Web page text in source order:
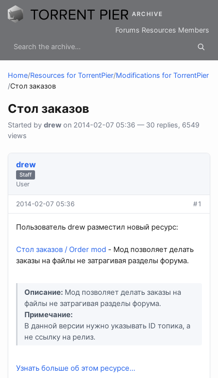
ARCHIVE
Forums Resources Members
Home/Resources for TorrentPier/Modifications for TorrentPier
/Стол заказов
Стол заказов
Started by drew on 2014-02-07 05:36 — 30 replies, 6549
views
drew
Staff
User
2014-02-07 05:36 #1
Пользователь drew разместил новый ресурс:
Стол заказов / Order mod - Мод позволяет делать
заказы на файлы не затрагивая разделы форума.
Описание: Мод позволяет делать заказы на
файлы не затрагивая разделы форума.
Примечание:
В данной версии нужно указывать ID топика, а
не ссылку на релиз.
Узнать больше об этом ресурсе...